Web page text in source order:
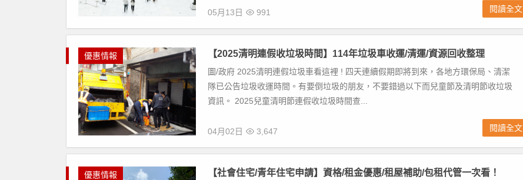
05月13日 991 閱讀全文
優惠情報 【2025清明連假收垃圾時間】114年垃圾車收運/清運/資源回收整理
圖/政府 2025清明連假垃圾車看這裡 ! 四天連續假期即將到來，各地方環保局、清潔
隊已公告垃圾收運時間。有要倒垃圾的朋友，不要錯過以下而兒童節及清明節收垃圾
資訊。 2025兒童清明節連假收垃圾時間查...
04月02日 3,647 閱讀全文
優惠情報 【社會住宅/青年住宅申請】資格/租金優惠/租屋補助/包租代管一次看！